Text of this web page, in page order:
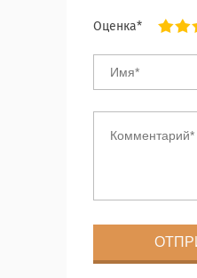
Оценка*